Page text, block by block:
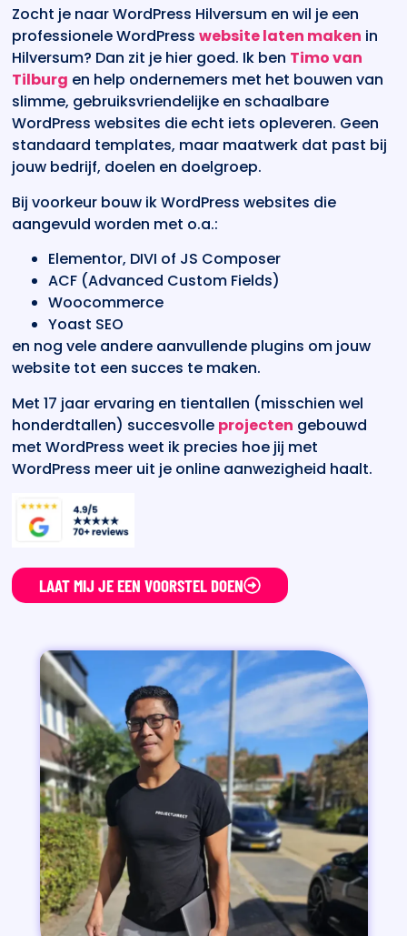
Zocht je naar WordPress Hilversum en wil je een
professionele WordPresswebsite laten maken in
Hilversum? Dan zit je hier goed. Ik ben Timo van
Tilburg en help ondernemers met het bouwen van
slimme, gebruiksvriendelijke en schaalbare
WordPress websites die echt iets opleveren. Geen
standaard templates, maar maatwerk dat past bij
jouw bedrijf, doelen en doelgroep.
Bij voorkeur bouw ik WordPress websites die
aangevuld worden met o.a.:
Elementor, DIVI of JS Composer
ACF (Advanced Custom Fields)
Woocommerce
Yoast SEO
en nog vele andere aanvullende plugins om jouw
website tot een succes te maken.
Met 17 jaar ervaring en tientallen (misschien wel
honderdtallen) succesvolle projecten gebouwd
met WordPress weet ik precies hoe jij met
WordPress meer uit je online aanwezigheid haalt.
LAAT MIJ JE EEN VOORSTEL DOEN